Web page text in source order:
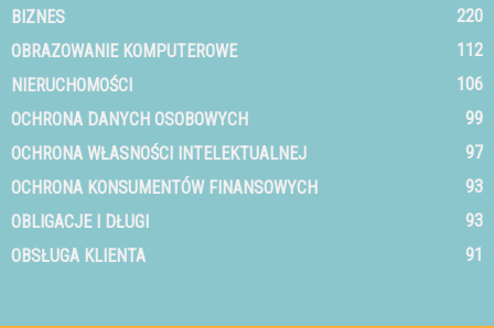
BIZNES
220
OBRAZOWANIE KOMPUTEROWE
112
NIERUCHOMOŚCI
106
OCHRONA DANYCH OSOBOWYCH
99
OCHRONA WŁASNOŚCI INTELEKTUALNEJ
97
OCHRONA KONSUMENTÓW FINANSOWYCH
93
OBLIGACJE I DŁUGI
93
OBSŁUGA KLIENTA
91